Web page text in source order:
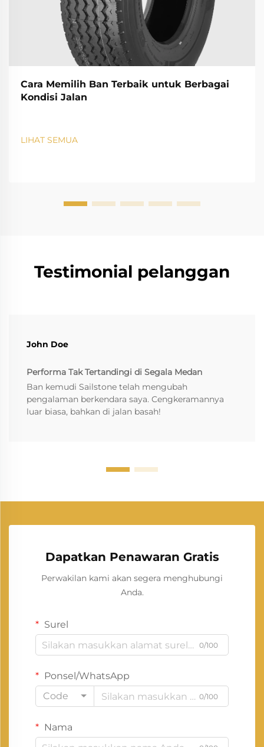
Cara Memilih Ban Terbaik untuk Berbagai
Kondisi Jalan
LIHAT SEMUA
Testimonial pelanggan
John Doe
Performa Tak Tertandingi di Segala Medan
Ban kemudi Sailstone telah mengubah
pengalaman berkendara saya. Cengkeramannya
luar biasa, bahkan di jalan basah!
Dapatkan Penawaran Gratis
Perwakilan kami akan segera menghubungi
Anda.
Surel
0/100
Ponsel/WhatsApp
Code
0/100
Nama